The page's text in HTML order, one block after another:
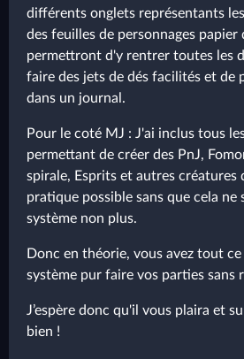
différents onglets représentants
des feuilles de personnages papier
permettront d'y rentrer toutes les
faire des jets de dés facilités et de
dans un journal.
Pour le coté MJ : J'ai inclus tous
permettant de créer des PnJ,
spirale, Esprits et autres créatures
pratique possible sans que cela ne
système non plus.
Donc en théorie, vous avez tout
système pur faire vos parties sans
J’espère donc qu'il vous plaira et
bien !